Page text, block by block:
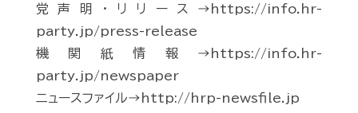
党声明・リリース→https://info.hr-
party.jp/press-release
機関紙情報→https://info.hr-
party.jp/newspaper
ニュースファイル→http://hrp-newsfile.jp